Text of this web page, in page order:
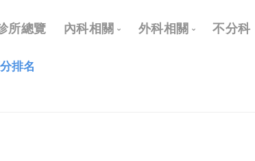
所總覽 內科相關 外科相關 不分科
排名